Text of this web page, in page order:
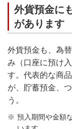
外貨預金に
があります
外貨預金も、為
み（口座に預け
す。代表的な商
が、貯蓄預金、
う。
預入期間や金額